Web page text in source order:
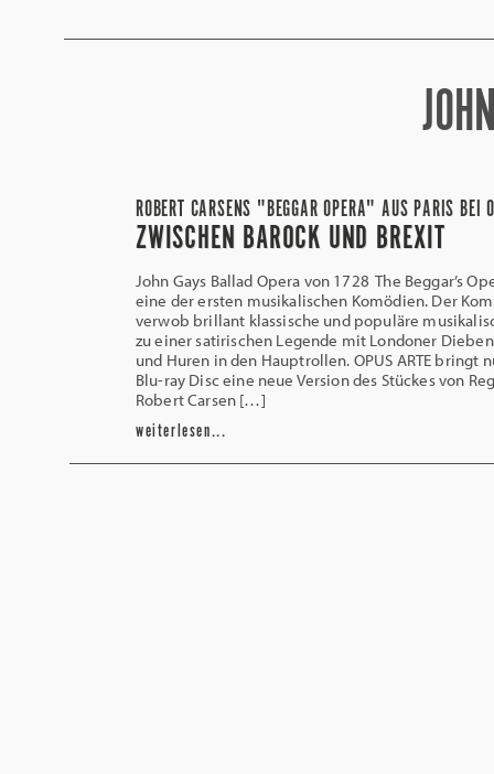
ROBERT CARSENS "BEGGAR OPERA" AUS PARIS BEI
ZWISCHEN BAROCK UND BREXIT
John Gays Ballad Opera von 1728 The Beggar’s
eine der ersten musikalischen Komödien. Der
verwob brillant klassische und populäre
zu einer satirischen Legende mit Londoner
und Huren in den Hauptrollen. OPUS ARTE bringt
Blu-ray Disc eine neue Version des Stückes von
Robert Carsen […]
weiterlesen...